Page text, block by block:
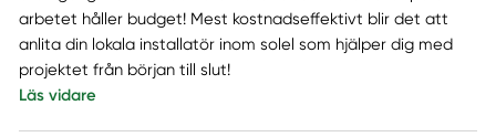
arbetet håller budget! Mest kostnadseffektivt blir det att
anlita din lokala installatör inom solel som hjälper dig med
projektet från början till slut!
Läs vidare